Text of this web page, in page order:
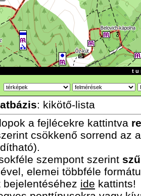
t u
: kikötő-lista
a fejlécekre kattintva
csökkenő sorrend az
szempont szerint
elemei többféle
bejelentéséhez ide kattints!